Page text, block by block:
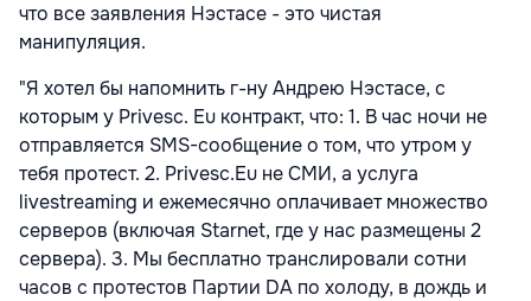
что все заявления Нэстасе - это чистая
манипуляция.
"Я хотел бы напомнить г-ну Андрею Нэстасе, с
которым у Privesc. Eu контракт, что: 1. В час ночи не
отправляется SMS-сообщение о том, что утром у
тебя протест. 2. Privesc.Eu не СМИ, а услуга
livestreaming и ежемесячно оплачивает множество
серверов (включая Starnet, где у нас размещены 2
сервера). 3. Мы бесплатно транслировали сотни
часов с протестов Партии DA по холоду, в дождь и